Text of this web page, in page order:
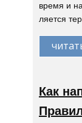
время и
ляется
Как